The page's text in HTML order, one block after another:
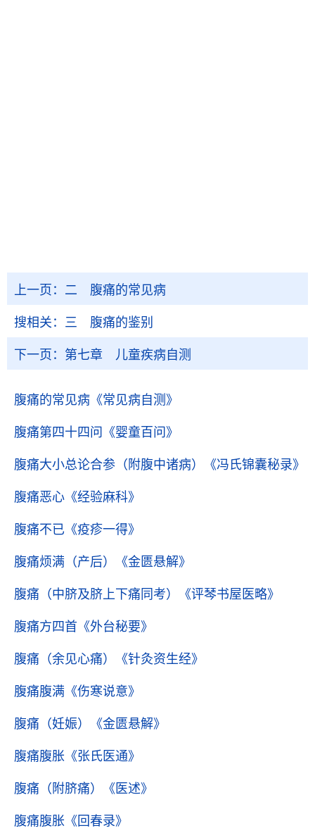
上一页： 二 腹痛的常见病
搜相关： 三 腹痛的鉴别
下一页： 第七章 儿童疾病自测
腹痛的常见病 《常见病自测》
腹痛第四十四问 《婴童百问》
腹痛大小总论合参（附腹中诸病） 《冯氏锦囊秘录》
腹痛恶心 《经验麻科》
腹痛不已 《疫疹一得》
腹痛烦满（产后） 《金匮悬解》
腹痛（中脐及脐上下痛同考） 《评琴书屋医略》
腹痛方四首 《外台秘要》
腹痛（余见心痛） 《针灸资生经》
腹痛腹满 《伤寒说意》
腹痛（妊娠） 《金匮悬解》
腹痛腹胀 《张氏医通》
腹痛（附脐痛） 《医述》
腹痛腹胀 《回春录》